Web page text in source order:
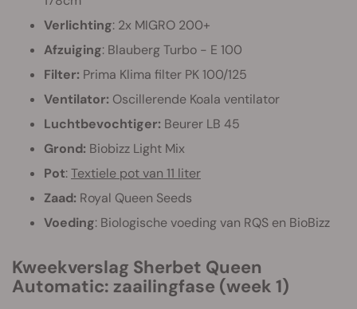
Verlichting: 2x MIGRO 200+
Afzuiging: Blauberg Turbo - E 100
Filter: Prima Klima filter PK 100/125
Ventilator: Oscillerende Koala ventilator
Luchtbevochtiger: Beurer LB 45
Grond: Biobizz Light Mix
Pot:Textiele pot van 11 liter
Zaad: Royal Queen Seeds
Voeding: Biologische voeding van RQS en BioBizz
Kweekverslag Sherbet Queen
Automatic: zaailingfase (week 1)